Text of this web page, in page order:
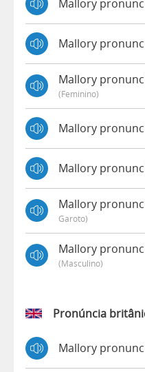
Mallory
Mallory
Mallory
(feminino)
Mallory
Mallory
Mallory
Garoto)
Mallory
(masculino)
Pronúncia
Mallory